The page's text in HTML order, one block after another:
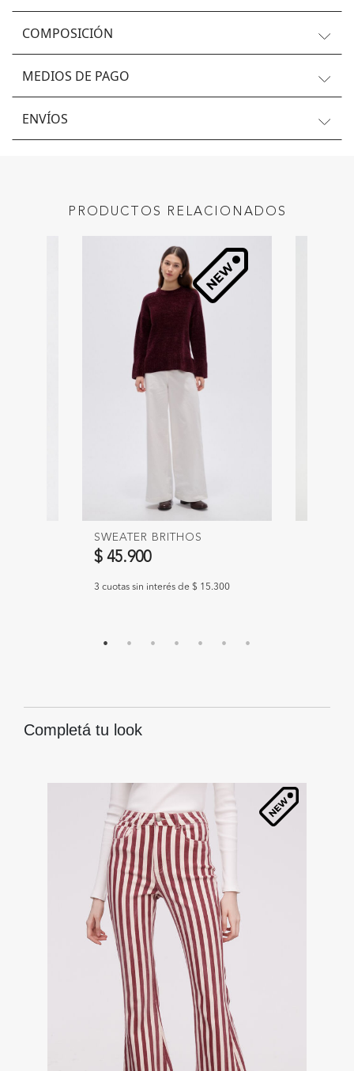
COMPOSICIÓN
MEDIOS DE PAGO
ENVÍOS
PRODUCTOS RELACIONADOS
SWEATER BRITHOS
$ 45.900
3 cuotas sin interés de $ 15.300
Completá tu look